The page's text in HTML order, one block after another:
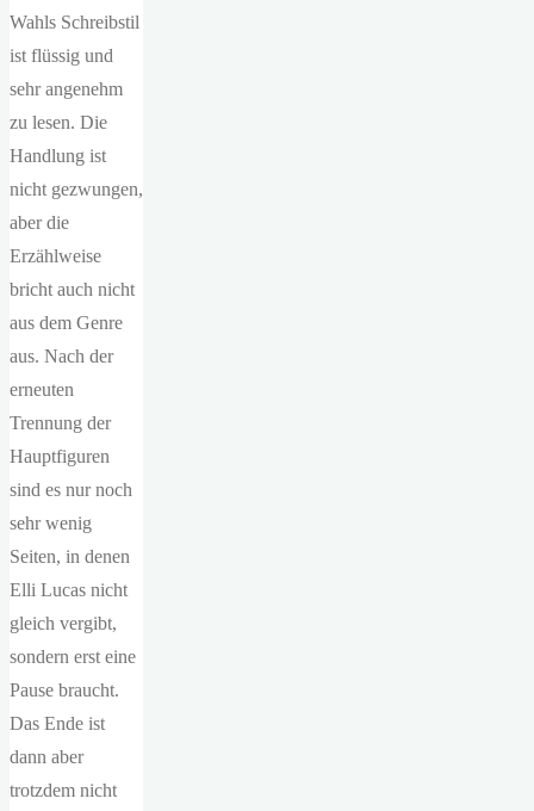
Wahls Schreibstil
ist flüssig und
sehr angenehm
zu lesen. Die
Handlung ist
nicht gezwungen,
aber die
Erzählweise
bricht auch nicht
aus dem Genre
aus. Nach der
erneuten
Trennung der
Hauptfiguren
sind es nur noch
sehr wenig
Seiten, in denen
Elli Lucas nicht
gleich vergibt,
sondern erst eine
Pause braucht.
Das Ende ist
dann aber
trotzdem nicht